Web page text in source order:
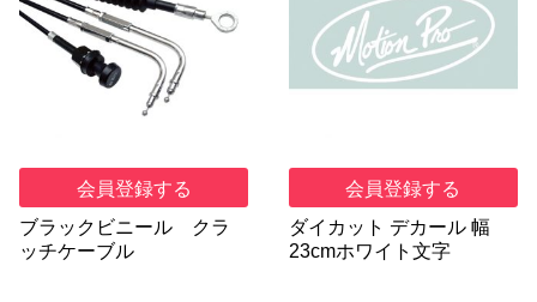
会員登録する
ブラックビニール クラ
ッチケーブル
会員登録する
ダイカット デカール 幅
23cmホワイト文字